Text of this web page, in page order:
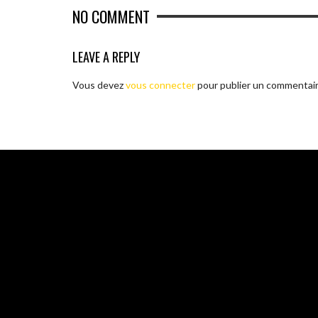
NO COMMENT
LEAVE A REPLY
Vous devezvous connecterpour publier un